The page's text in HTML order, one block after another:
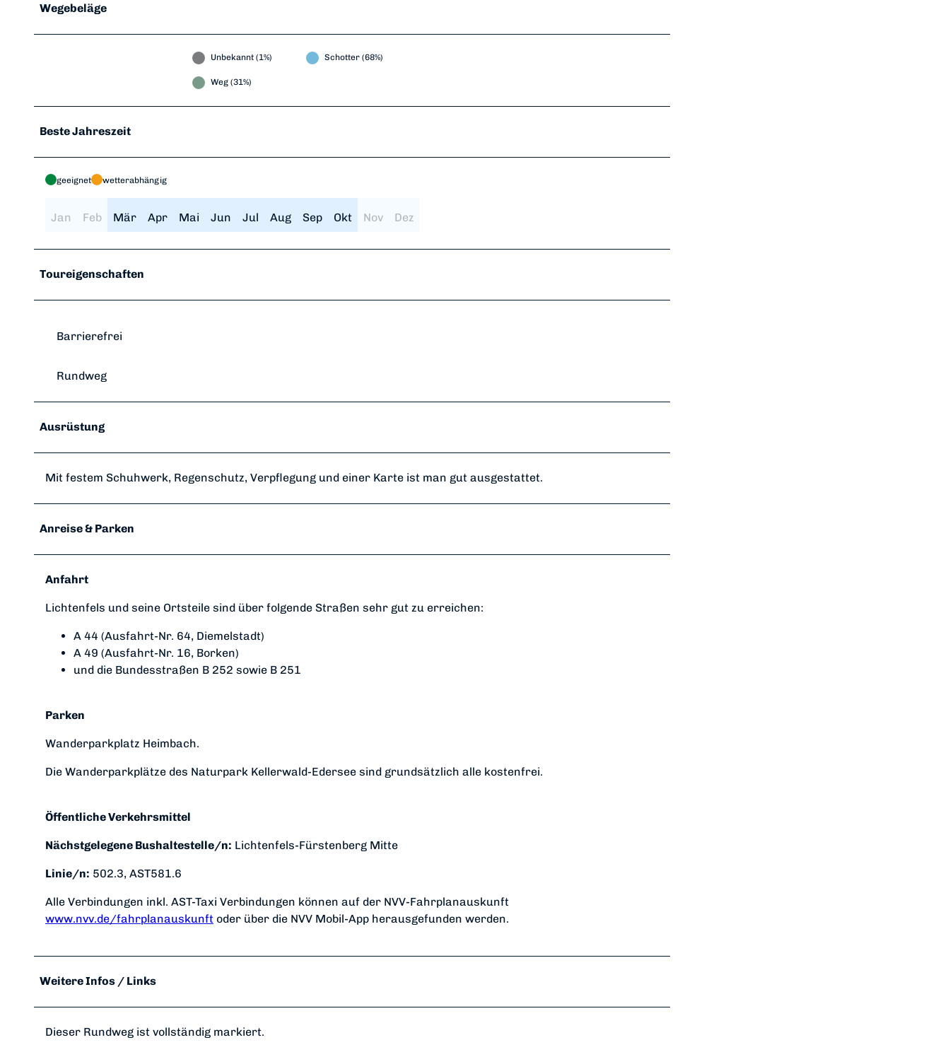
Wegebeläge
Unbekannt (1%) Schotter (68%)
Weg (31%)
Beste Jahreszeit
geeignet wetterabhängig
Jan Feb Mär Apr Mai Jun Jul Aug Sep Okt Nov Dez
Toureigenschaften
Barrierefrei
Rundweg
Ausrüstung
Mit festem Schuhwerk, Regenschutz, Verpflegung und einer Karte ist man gut ausgestattet.
Anreise & Parken
Anfahrt
Lichtenfels und seine Ortsteile sind über folgende Straßen sehr gut zu erreichen:
A 44 (Ausfahrt-Nr. 64, Diemelstadt)
A 49 (Ausfahrt-Nr. 16, Borken)
und die Bundesstraßen B 252 sowie B 251
Parken
Wanderparkplatz Heimbach.
Die Wanderparkplätze des Naturpark Kellerwald-Edersee sind grundsätzlich alle kostenfrei.
Öffentliche Verkehrsmittel
Nächstgelegene Bushaltestelle/n: Lichtenfels-Fürstenberg Mitte
Linie/n: 502.3, AST581.6
Alle Verbindungen inkl. AST-Taxi Verbindungen können auf der NVV-Fahrplanauskunft
www.nvv.de/fahrplanauskunft oder über die NVV Mobil-App herausgefunden werden.
Weitere Infos / Links
Dieser Rundweg ist vollständig markiert.